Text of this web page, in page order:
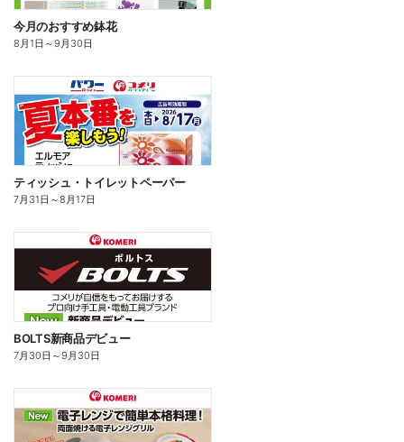
今月のおすすめ鉢花
8月1日 ～9月30日
ティッシュ・トイレットペーパー
7月31日 ～8月17日
BOLTS新商品デビュー
7月30日 ～9月30日